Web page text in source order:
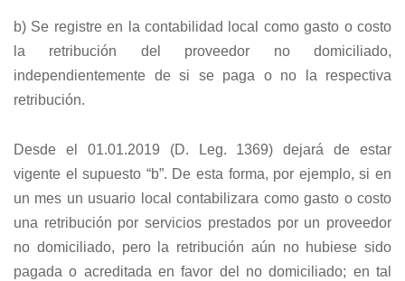
b) Se registre en la contabilidad local como gasto o costo
la retribución del proveedor no domiciliado,
independientemente de si se paga o no la respectiva
retribución.
Desde el 01.01.2019 (D. Leg. 1369) dejará de estar
vigente el supuesto “b”. De esta forma, por ejemplo, si en
un mes un usuario local contabilizara como gasto o costo
una retribución por servicios prestados por un proveedor
no domiciliado, pero la retribución aún no hubiese sido
pagada o acreditada en favor del no domiciliado; en tal